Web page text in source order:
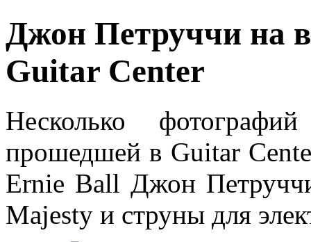
Джон Петруччи на
Guitar Center
Несколько
прошедшей в Guitar
Ernie Ball Джон
Majesty и струны для